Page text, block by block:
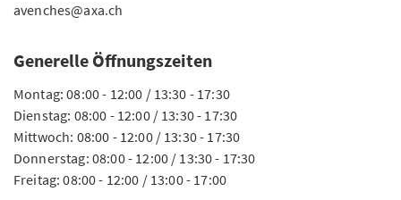
avenches@axa.ch
Generelle Öffnungszeiten
Montag: 08:00 - 12:00 / 13:30 - 17:30
Dienstag: 08:00 - 12:00 / 13:30 - 17:30
Mittwoch: 08:00 - 12:00 / 13:30 - 17:30
Donnerstag: 08:00 - 12:00 / 13:30 - 17:30
Freitag: 08:00 - 12:00 / 13:00 - 17:00